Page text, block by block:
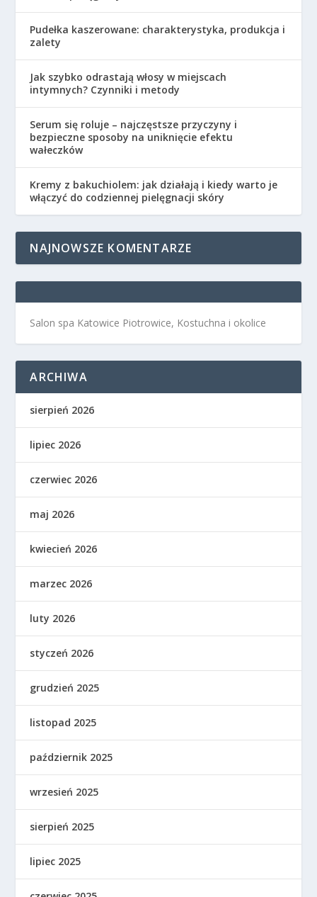
Pudełka kaszerowane: charakterystyka, produkcja i
zalety
Jak szybko odrastają włosy w miejscach
intymnych? Czynniki i metody
Serum się roluje – najczęstsze przyczyny i
bezpieczne sposoby na uniknięcie efektu
wałeczków
Kremy z bakuchiolem: jak działają i kiedy warto je
włączyć do codziennej pielęgnacji skóry
NAJNOWSZE KOMENTARZE
Salon spa Katowice Piotrowice, Kostuchna i okolice
ARCHIWA
sierpień 2026
lipiec 2026
czerwiec 2026
maj 2026
kwiecień 2026
marzec 2026
luty 2026
styczeń 2026
grudzień 2025
listopad 2025
październik 2025
wrzesień 2025
sierpień 2025
lipiec 2025